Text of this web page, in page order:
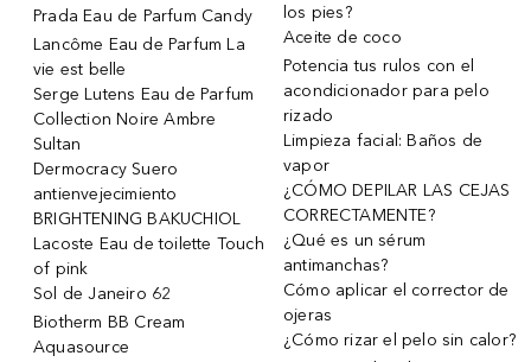
Prada Eau de Parfum Candy
Lancôme Eau de Parfum La
vie est belle
Serge Lutens Eau de Parfum
Collection Noire Ambre
Sultan
Dermocracy Suero
antienvejecimiento
BRIGHTENING BAKUCHIOL
Lacoste Eau de toilette Touch
of pink
Sol de Janeiro 62
Biotherm BB Cream
Aquasource
los pies?
Aceite de coco
Potencia tus rulos con el
acondicionador para pelo
rizado
Limpieza facial: Baños de
vapor
¿CÓMO DEPILAR LAS CEJAS
CORRECTAMENTE?
¿Qué es un sérum
antimanchas?
Cómo aplicar el corrector de
ojeras
¿Cómo rizar el pelo sin calor?